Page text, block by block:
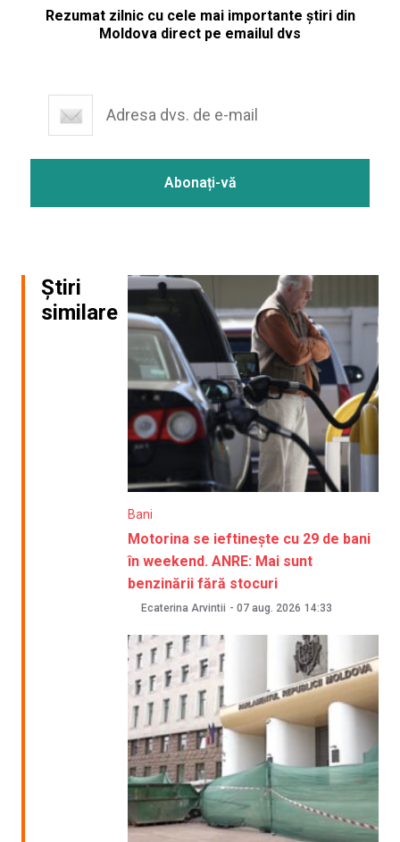
Rezumat zilnic cu cele mai importante știri din
Moldova direct pe emailul dvs
Știri
similare
Bani
Motorina se ieftinește cu 29 de bani
în weekend. ANRE: Mai sunt
benzinării fără stocuri
Ecaterina Arvintii - 07 aug. 2026 14:33